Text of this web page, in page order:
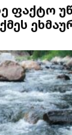
ფაქტო